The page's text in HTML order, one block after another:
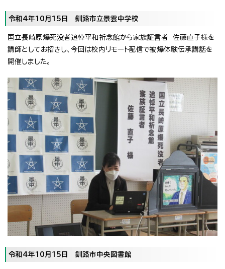
令和4年10月15日 釧路市立景雲中学校
国立長崎原爆死没者追悼平和祈念館から家族証言者 佐藤直子様を
講師としてお招きし、今回は校内リモート配信で被爆体験伝承講話を
開催しました。
令和4年10月15日 釧路市中央図書館